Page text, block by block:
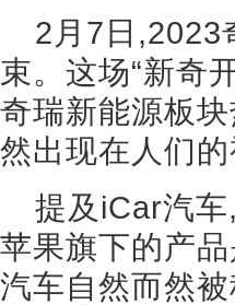
2月7日,2023
束。这场“新奇
奇瑞新能源板
然出现在人们的
提及iCar汽
苹果旗下的产
汽车自然而然